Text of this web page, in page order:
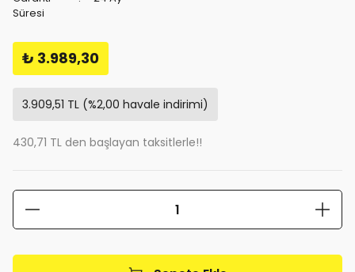
Süresi
₺ 3.989,30
3.909,51 TL (%2,00 havale indirimi)
430,71 TL den başlayan taksitlerle!!